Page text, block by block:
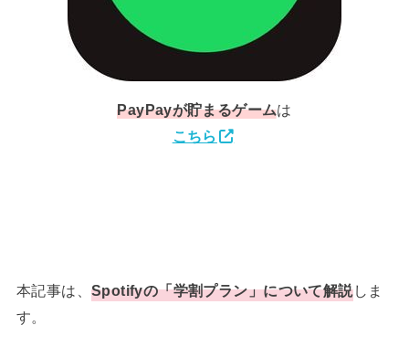
PayPayが貯まるゲームは
こちら
本記事は、 Spotifyの「学割プラン」について解説しま
す。